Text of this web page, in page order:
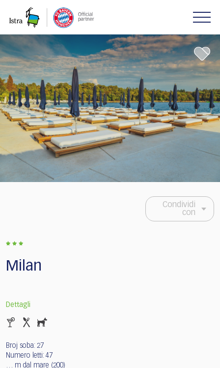
note:
website
includes
an
accessibility
system.
Condividi
con
Milan
Dettagli
Broj soba: 27
Numero letti: 47
… m dal mare (200)